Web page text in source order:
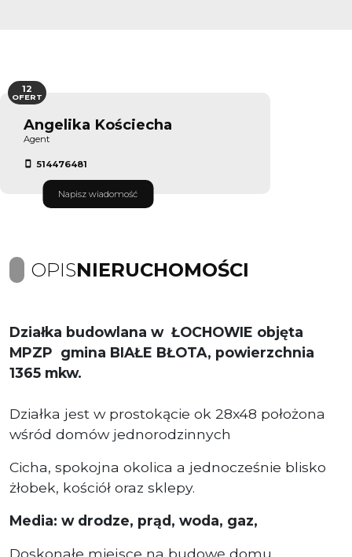
Angelika Kościecha
Agent
514476481
Napisz wiadomość
12
OFERT
OPISNIERUCHOMOŚCI
Działka budowlana w ŁOCHOWIE objęta
MPZP gmina BIAŁE BŁOTA, powierzchnia
1365 mkw.
Działka jest w prostokącie ok 28x48 położona
wśród domów jednorodzinnych
Cicha, spokojna okolica a jednocześnie blisko
żłobek, kościół oraz sklepy.
Media: w drodze, prąd, woda, gaz,
Doskonałe miejsce na budowę domu.